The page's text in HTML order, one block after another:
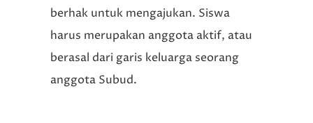
berhak untuk mengajukan. Siswa
harus merupakan anggota aktif, atau
berasal dari garis keluarga seorang
anggota Subud.